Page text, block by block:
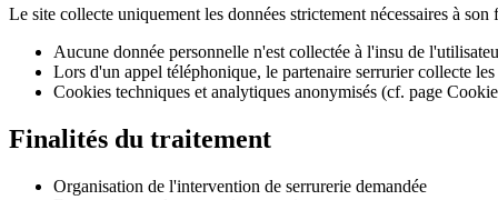
Le site collecte uniquement les données strictement nécessaires à
Aucune donnée personnelle n'est collectée à l'insu de
Lors d'un appel téléphonique, le partenaire serrurier collecte
Cookies techniques et analytiques anonymisés (cf. page
Finalités du traitement
Organisation de l'intervention de serrurerie demandée